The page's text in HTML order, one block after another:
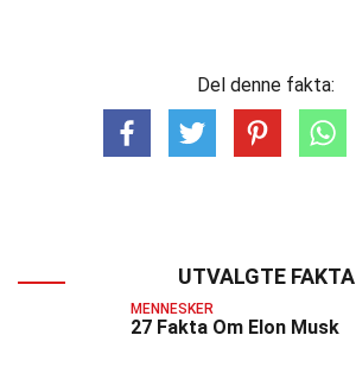
Del denne fakta:
UTVALGTE FAKTA
MENNESKER
27 Fakta Om Elon Musk